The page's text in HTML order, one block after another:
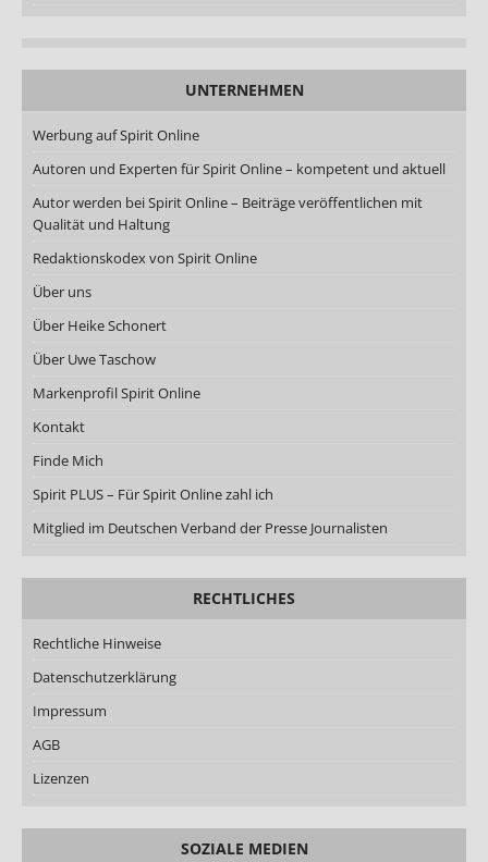
UNTERNEHMEN
Werbung auf Spirit Online
Autoren und Experten für Spirit Online – kompetent und aktuell
Autor werden bei Spirit Online – Beiträge veröffentlichen mit
Qualität und Haltung
Redaktionskodex von Spirit Online
Über uns
Über Heike Schonert
Über Uwe Taschow
Markenprofil Spirit Online
Kontakt
Finde Mich
Spirit PLUS – Für Spirit Online zahl ich
Mitglied im Deutschen Verband der Presse Journalisten
RECHTLICHES
Rechtliche Hinweise
Datenschutzerklärung
Impressum
AGB
Lizenzen
SOZIALE MEDIEN